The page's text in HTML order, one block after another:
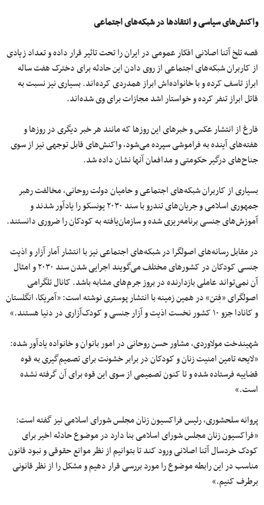
واکنش‌های سیاسی و انتقاد‌ها در شبکه‌های اجتماعی
قصه تلخ آتنا اصلانی افکار عمومی در ایران را تحت تاثیر قرار داده و تعداد زیادی
از کاربران شبکه‌های اجتماعی از روی دادن این حادثه برای دخترک هفت ساله
ابراز تاسف کرده و با خانواده‌اش ابراز همدردی کرده‌اند. بسیاری نیز نسبت به
قاتل ابراز تنفر کرده و خواستار اشد مجازات برای وی شده‌اند.
فارغ از انتشار عکس و خبرهای این روز‌ها که مانند هر خبر دیگری در روز‌ها و
هفته‌های آینده به فراموشی سپرده می‌شود، واکنش‌های قابل توجهی نیز از سوی
جناح‌های درگیر حکومتی و مدافعان آنها نشان داده شد.
بسیاری از کاربران شبکه‌های اجتماعی و حامیان دولت روحانی، مخالفت رهبر
جمهوری اسلامی و جریان‌های تندرو با سند ۲۰۳۰ یونسکو را یادآور شدند و
آموزش‌های جنسی برنامه‌ریزی شده و سازمان‌یافته به کودکان را ضروری دانستند.
در مقابل رسانه‌های اصولگرا در شبکه‌های اجتماعی نیز با انتشار آمار آزار و اذیت
جنسی کودکان در کشورهای مختلف می‌گویند اجرایی شدن سند ۲۰۳۰ و امثال
آن نمی‌تواند عاملی بازدارنده در بروز جرم‌های مشابه باشد. کانال تلگرامی
اصولگرای «فِتن» در همین زمینه با انتشار پوستری نوشته است: «آمریکا، انگلستان
و کانادا جزو ۱۰ کشور نخست اذیت و آزار جنسی و کودک‌آزاری در دنیا هستند.»
شهیندخت مولاوردی، مشاور حسن روحانی در امور بانوان و خانواده یادآور شده:
«لایحه تامین امنیت زنان و کودکان در برابر خشونت برای تصمیم‌گیری به قوه
قضاییه فرستاده شده و تا کنون تصمیمی از سوی این قوه برای آن گرفته نشده
است.»
پروانه سلحشوری، رئیس فراکسیون زنان مجلس شورای اسلامی نیز گفته است:
«فراکسیون زنان مجلس شورای اسلامی بنا دارد در موضوع حادثه اخیر برای
کودک خردسال آتنا اصلانی ورود کند تا بتوانیم از نظر موانع حقوقی و نبود قانون
مناسب در این رابطه موضوع را مورد بررسی قرار دهیم و مشکل را از نظر قانونی
برطرف کنیم.»